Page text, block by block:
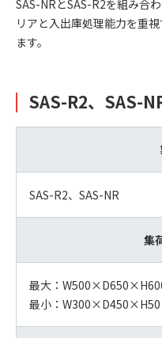
SAS-NRとSAS-R2を組み合
リアと入出庫処理能力を重
ます。
SAS-R2、SAS-
SAS-R2、SAS-NR
集
最大：
最小：W300×D450×H50